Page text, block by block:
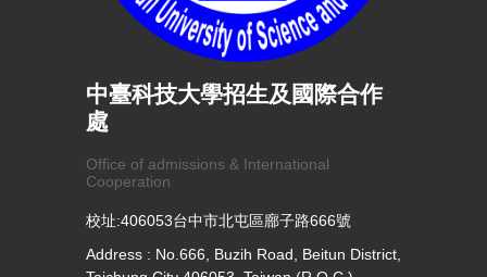
中臺科技大學招生及國際合作
處
Office of admissions & International
Cooperation
校址:406053台中市北屯區廍子路666號
Address : No.666, Buzih Road, Beitun District,